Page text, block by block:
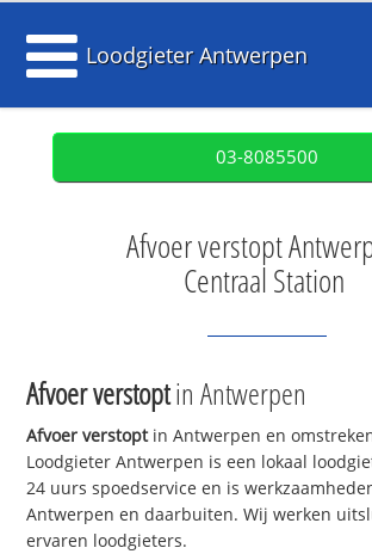
Loodgieter Antwerpen
03-8085500
Afvoer verstopt
Centraal Station
Afvoer verstoptin Antwerpen
Afvoer verstoptin Antwerpen en
Loodgieter Antwerpen is een lokaal
24 uurs spoedservice en is
Antwerpen en daarbuiten. Wij werken
ervaren loodgieters.